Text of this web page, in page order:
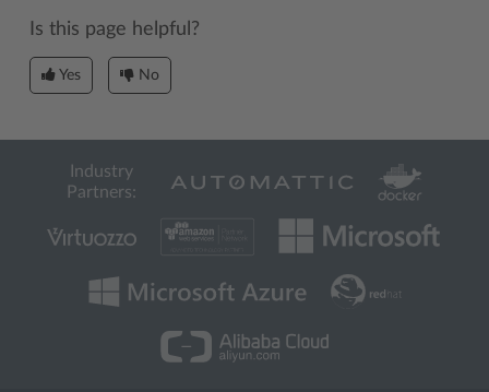
Is this page helpful?
Yes No
Industry
Partners: